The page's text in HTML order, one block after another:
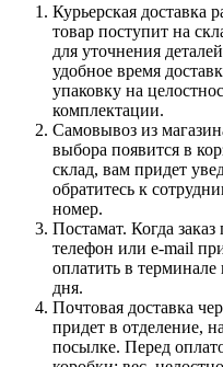
Курьерская доставка
товар поступит на
для уточнения
удобное время
упаковку на
комплектации.
Самовывоз из
выбора появится в
склад, вам придет
обратитесь к
номер.
Постамат. Когда
телефон или e-mail
оплатить в
дня.
Почтовая доставка
придет в отделение,
посылке. Перед